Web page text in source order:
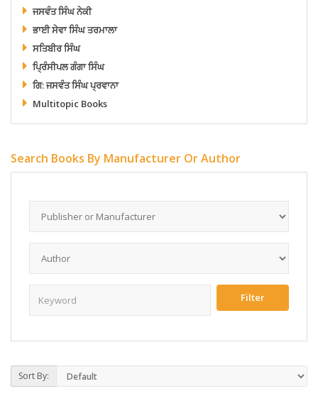
ਜਸਵੰਤ ਸਿੰਘ ਨੇਕੀ
ਭਾਈ ਸੇਵਾ ਸਿੰਘ ਤਰਮਾਲਾ
ਸਤਿਬੀਰ ਸਿੰਘ
ਪ੍ਰਿੰਸੀਪਲ ਗੰਗਾ ਸਿੰਘ
ਗਿ: ਜਸਵੰਤ ਸਿੰਘ ਪ੍ਰਵਾਨਾ
Multitopic Books
Search Books By Manufacturer Or Author
Sort By: